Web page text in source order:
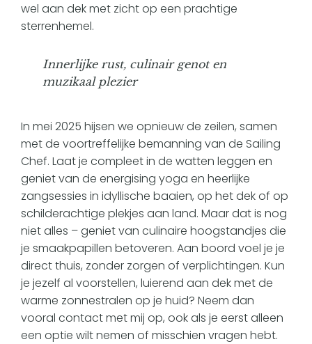
wel aan dek met zicht op een prachtige
sterrenhemel.
Innerlijke rust, culinair genot en
muzikaal plezier
In mei 2025 hijsen we opnieuw de zeilen, samen
met de voortreffelijke bemanning van de Sailing
Chef. Laat je compleet in de watten leggen en
geniet van de energising yoga en heerlijke
zangsessies in idyllische baaien, op het dek of op
schilderachtige plekjes aan land. Maar dat is nog
niet alles – geniet van culinaire hoogstandjes die
je smaakpapillen betoveren. Aan boord voel je je
direct thuis, zonder zorgen of verplichtingen. Kun
je jezelf al voorstellen, luierend aan dek met de
warme zonnestralen op je huid? Neem dan
vooral contact met mij op, ook als je eerst alleen
een optie wilt nemen of misschien vragen hebt.